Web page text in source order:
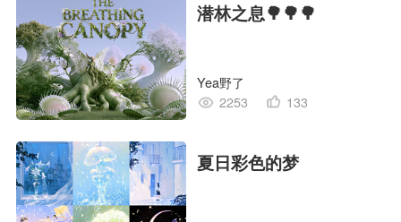
潜林之息🌳🌳🌳
Yea野了
2253
133
夏日彩色的梦